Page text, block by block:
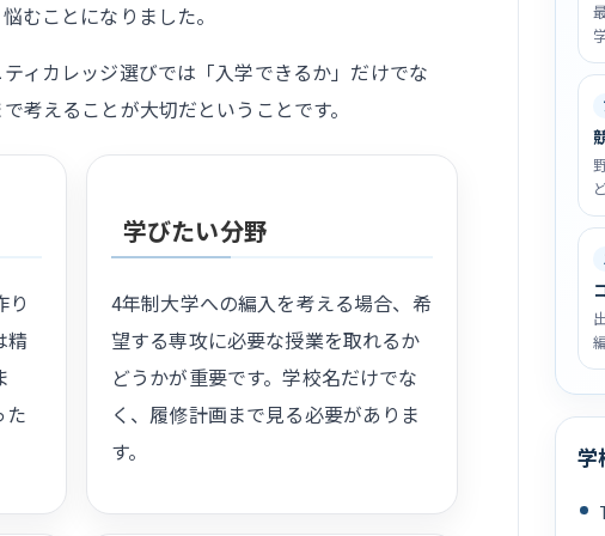
むことになりました。
ィカレッジ選びでは「入学できるか」だけでな
考えることが大切だということです。
り
精
た
学びたい分野
4年制大学への編入を考える場合、希
望する専攻に必要な授業を取れるか
どうかが重要です。学校名だけでな
く、履修計画まで見る必要がありま
す。
学